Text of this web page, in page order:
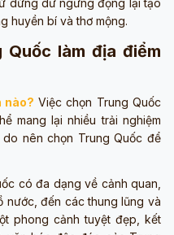
huyền bí và thơ mộng.
Quốc làm địa điểm
nào? Việc chọn Trung Quốc
mang lại nhiều trải nghiệm
nên chọn Trung Quốc để
có đa dạng về cảnh quan,
nước, đến các thung lũng và
phong cảnh tuyệt đẹp, kết